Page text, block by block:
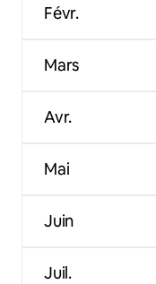
Févr.
Mars
Avr.
Mai
Juin
Juil.